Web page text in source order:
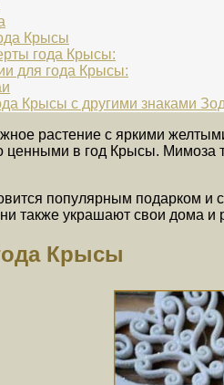
Крысы
года Крысы:
для года Крысы:
Крысы с другими знаками
растение с яркими
ценными в год Крысы.
популярным подарком и
также украшают свои дома
Крысы